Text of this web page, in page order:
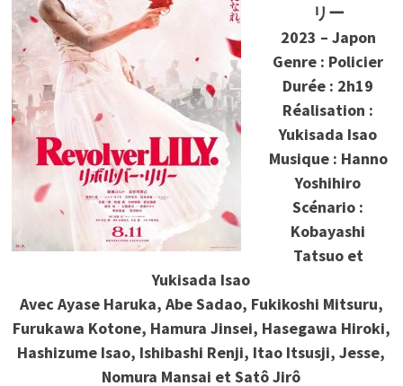
リー
2023 – Japon
Genre : Policier
Durée : 2h19
Réalisation :
Yukisada Isao
Musique : Hanno
Yoshihiro
Scénario :
Kobayashi
Tatsuo et
Yukisada Isao
Avec Ayase Haruka, Abe Sadao, Fukikoshi Mitsuru,
Furukawa Kotone, Hamura Jinsei, Hasegawa Hiroki,
Hashizume Isao, Ishibashi Renji, Itao Itsusji, Jesse,
Nomura Mansai et Satô Jirô